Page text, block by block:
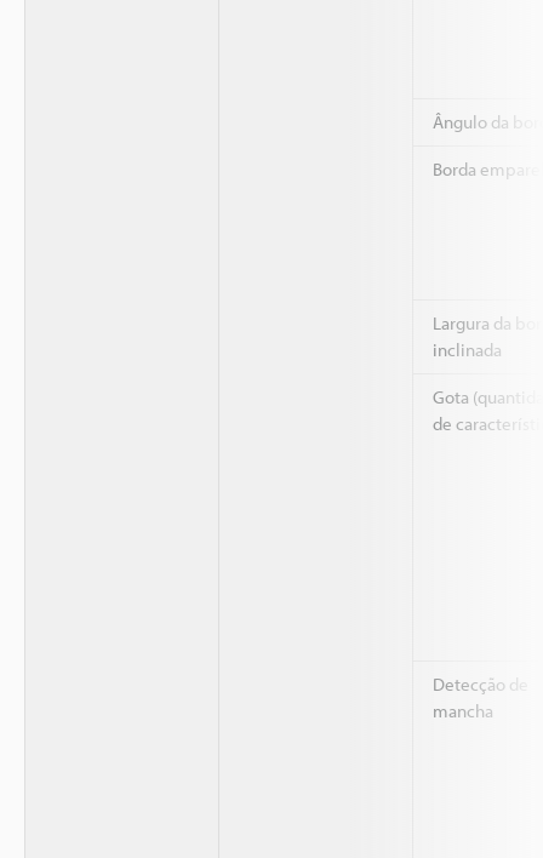
Ângulo da
Borda
Largura da
inclinada
Gota
de
Detecção de
mancha